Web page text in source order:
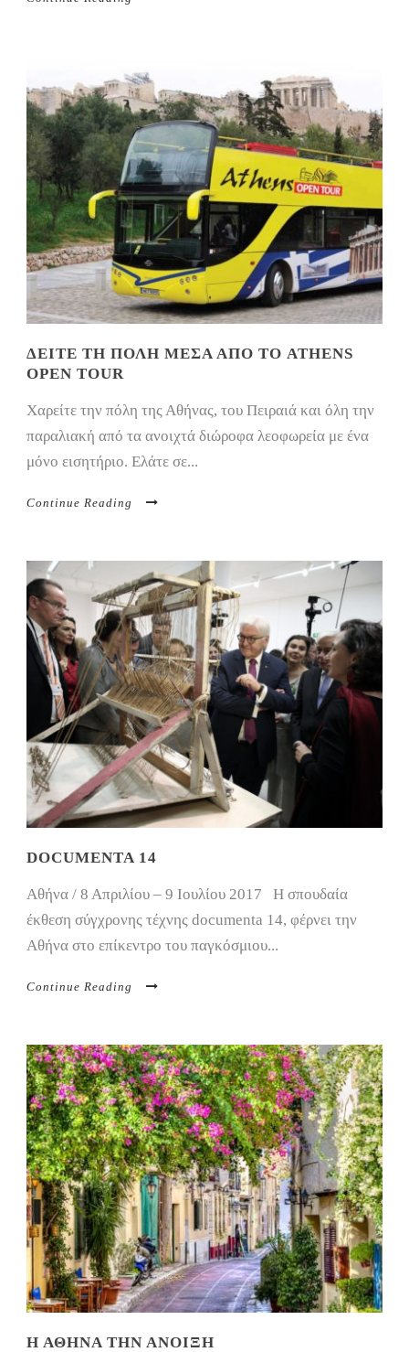
ΔΕΊΤΕ ΤΗ ΠΌΛΗ ΜΈΣΑ ΑΠΟ ΤΟ ATHENS
OPEN TOUR
Χαρείτε την πόλη της Αθήνας, του Πειραιά και όλη την
παραλιακή από τα ανοιχτά διώροφα λεοφωρεία με ένα
μόνο εισητήριο. Ελάτε σε...
Continue Reading
DOCUMENTA 14
Αθήνα / 8 Απριλίου – 9 Ιουλίου 2017 Η σπουδαία
έκθεση σύγχρονης τέχνης documenta 14, φέρνει την
Αθήνα στο επίκεντρο του παγκόσμιου...
Continue Reading
Η ΑΘΉΝΑ ΤΗΝ ΆΝΟΙΞΗ